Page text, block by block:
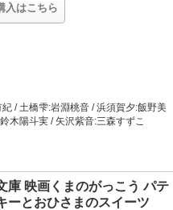
入はこちら
/ 土橋雫:岩淵桃音 / 浜須賀夕:飯野美
木陽斗実 / 矢沢紫音:三森すずこ
て夢。届けたい“声（想い）”――。
るんだよ、コトダマって言ってね
話をなぎさは信じていた。ある日、
さはDJの真似事をする。「本気の
庫 映画くまのがっこう パテ
ーとおひさまのスイーツ